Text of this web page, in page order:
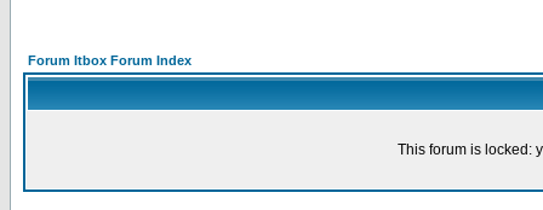
Forum Itbox Forum Index
This forum is locked: